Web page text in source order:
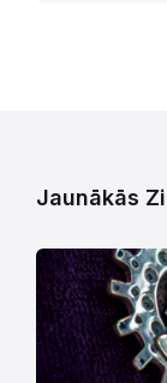
Jaunākās